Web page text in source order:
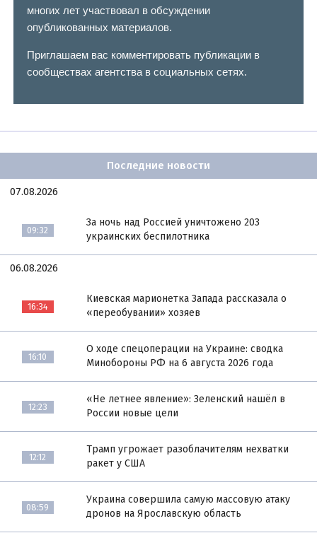
многих лет участвовал в обсуждении
опубликованных материалов.
Приглашаем вас комментировать публикации в
сообществах агентства в социальных сетях.
Последние новости
07.08.2026
09:32
За ночь над Россией уничтожено 203
украинских беспилотника
06.08.2026
16:34
Киевская марионетка Запада рассказала о
«переобувании» хозяев
16:10
О ходе спецоперации на Украине: сводка
Минобороны РФ на 6 августа 2026 года
12:23
«Не летнее явление»: Зеленский нашёл в
России новые цели
12:12
Трамп угрожает разоблачителям нехватки
ракет у США
08:59
Украина совершила самую массовую атаку
дронов на Ярославскую область